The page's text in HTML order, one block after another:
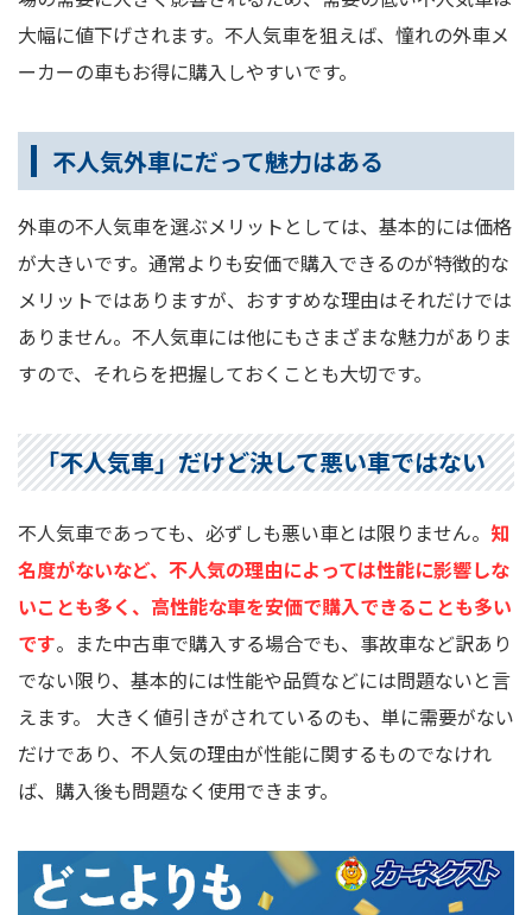
大幅に値下げされます。不人気車を狙えば、憧れの外車メ
ーカーの車もお得に購入しやすいです。
不人気外車にだって魅力はある
外車の不人気車を選ぶメリットとしては、基本的には価格
が大きいです。通常よりも安価で購入できるのが特徴的な
メリットではありますが、おすすめな理由はそれだけでは
ありません。不人気車には他にもさまざまな魅力がありま
すので、それらを把握しておくことも大切です。
「不人気車」だけど決して悪い車ではない
不人気車であっても、必ずしも悪い車とは限りません。 知
名度がないなど、不人気の理由によっては性能に影響しな
いことも多く、高性能な車を安価で購入できることも多い
です。また中古車で購入する場合でも、事故車など訳あり
でない限り、基本的には性能や品質などには問題ないと言
えます。 大きく値引きがされているのも、単に需要がない
だけであり、不人気の理由が性能に関するものでなけれ
ば、購入後も問題なく使用できます。